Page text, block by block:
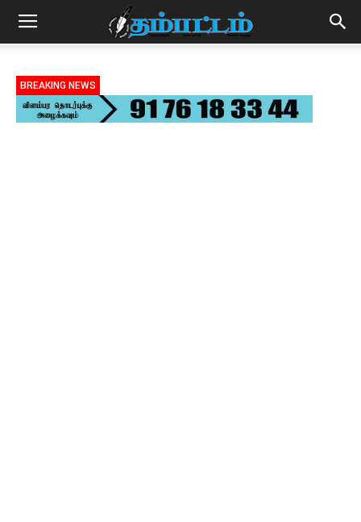
BREAKING NEWS